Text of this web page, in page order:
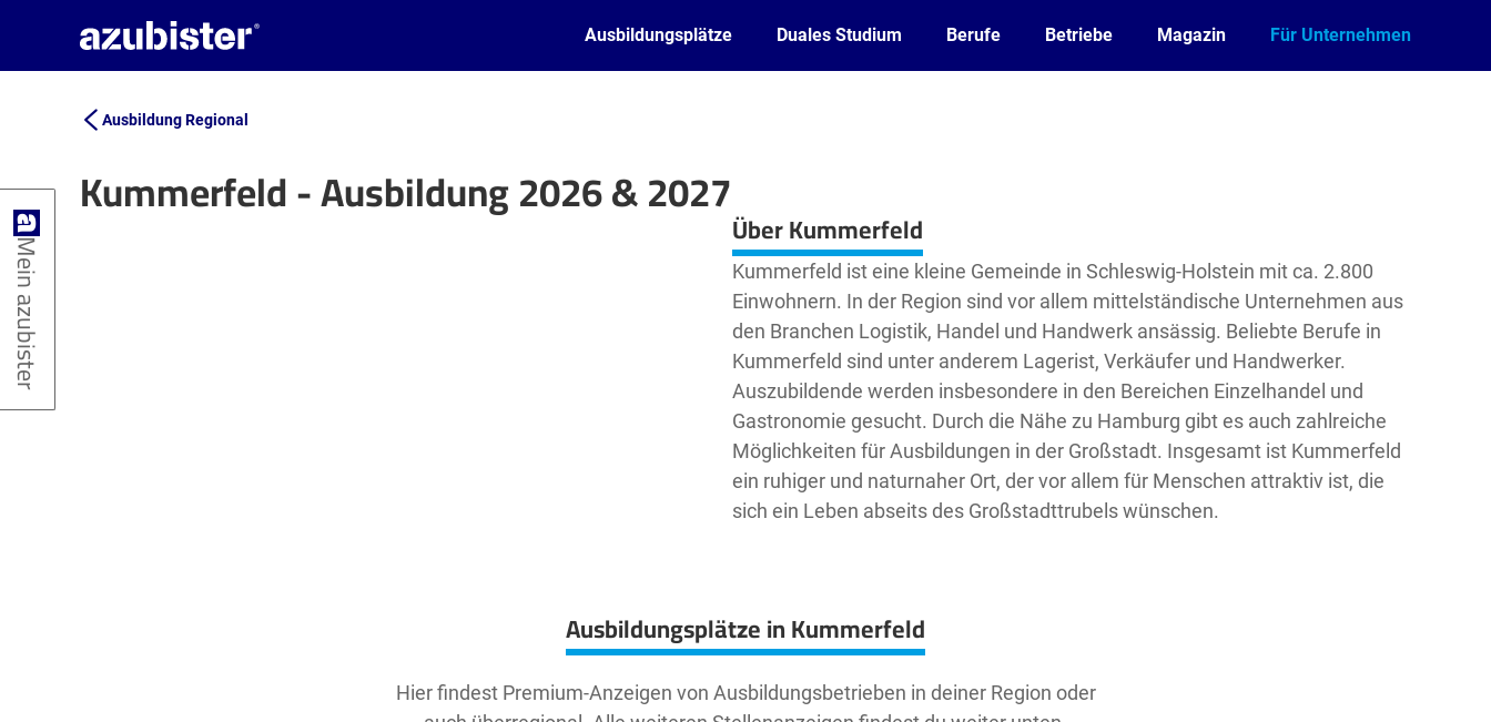
Ausbildungsplätze Duales Studium Berufe Betriebe Magazin Für Unternehmen
Ausbildung Regional
Kummerfeld - Ausbildung 2026 & 2027
Leaflet| ©OpenStreetMap2contributors Über Kummerfeld
Kummerfeld ist eine kleine Gemeinde in Schleswig-Holstein mit ca. 2.800
Einwohnern. In der Region sind vor allem mittelständische Unternehmen aus
den Branchen Logistik, Handel und Handwerk ansässig. Beliebte Berufe in
Kummerfeld sind unter anderem Lagerist, Verkäufer und Handwerker.
Auszubildende werden insbesondere in den Bereichen Einzelhandel und
Gastronomie gesucht. Durch die Nähe zu Hamburg gibt es auch zahlreiche
Möglichkeiten für Ausbildungen in der Großstadt. Insgesamt ist Kummerfeld
ein ruhiger und naturnaher Ort, der vor allem für Menschen attraktiv ist, die
sich ein Leben abseits des Großstadttrubels wünschen.
Ausbildungsplätze in Kummerfeld
Hier findest Premium-Anzeigen von Ausbildungsbetrieben in deiner Region oder
Mein azubister